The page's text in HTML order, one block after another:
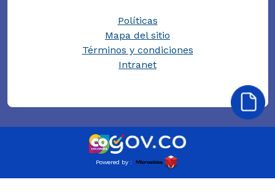
Políticas
Mapa del sitio
Términos y condiciones
Intranet
Powered by :